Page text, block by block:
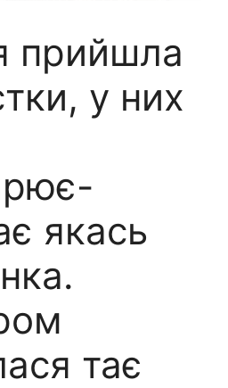
прийшла
у них
якась
тає